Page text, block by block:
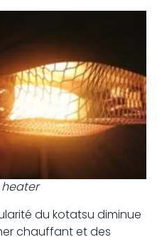
du kotatsu diminue
chauffant et des